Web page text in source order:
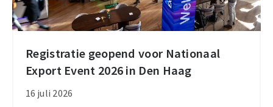
Registratie geopend voor Nationaal
Export Event 2026 in Den Haag
16 juli 2026
Registratie
geopend
voor